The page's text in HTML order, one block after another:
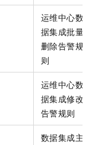
运维中心数
据集成批量
删除告警规
则
运维中心数
据集成修改
告警规则
数据集成主